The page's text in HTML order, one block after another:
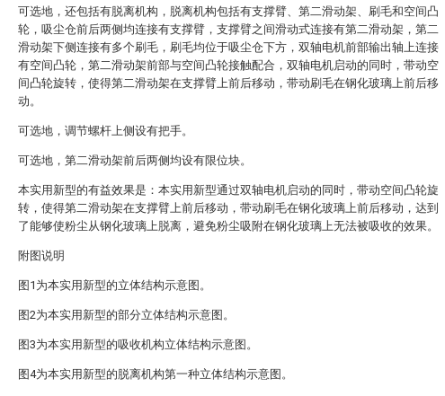
可选地，还包括有脱离机构，脱离机构包括有支撑臂、第二滑动架、刷毛和空间凸
轮，吸尘仓前后两侧均连接有支撑臂，支撑臂之间滑动式连接有第二滑动架，第二
滑动架下侧连接有多个刷毛，刷毛均位于吸尘仓下方，双轴电机前部输出轴上连接
有空间凸轮，第二滑动架前部与空间凸轮接触配合，双轴电机启动的同时，带动空
间凸轮旋转，使得第二滑动架在支撑臂上前后移动，带动刷毛在钢化玻璃上前后移
动。
可选地，调节螺杆上侧设有把手。
可选地，第二滑动架前后两侧均设有限位块。
本实用新型的有益效果是：本实用新型通过双轴电机启动的同时，带动空间凸轮旋
转，使得第二滑动架在支撑臂上前后移动，带动刷毛在钢化玻璃上前后移动，达到
了能够使粉尘从钢化玻璃上脱离，避免粉尘吸附在钢化玻璃上无法被吸收的效果。
附图说明
图1为本实用新型的立体结构示意图。
图2为本实用新型的部分立体结构示意图。
图3为本实用新型的吸收机构立体结构示意图。
图4为本实用新型的脱离机构第一种立体结构示意图。